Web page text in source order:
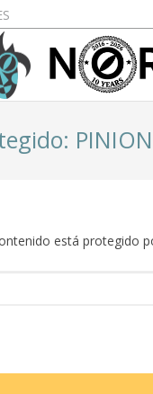
está protegido